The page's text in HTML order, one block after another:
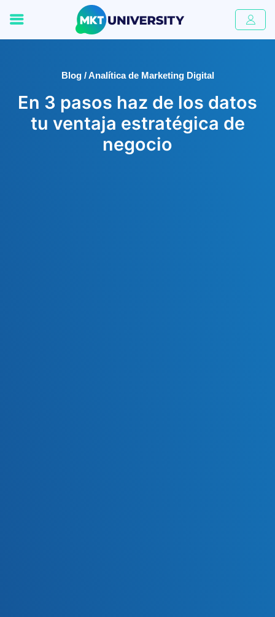
Blog / Analítica de Marketing Digital
En 3 pasos haz de los datos
tu ventaja estratégica de
negocio